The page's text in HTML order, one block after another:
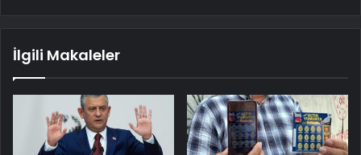
İlgili Makaleler